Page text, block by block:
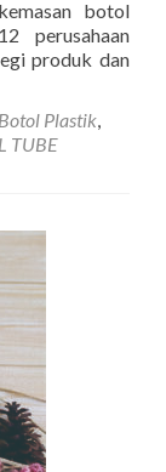
botol
perusahaan
produk dan
Botol Plastik,
TUBE